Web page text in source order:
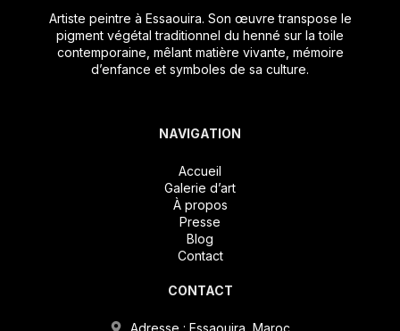
Artiste peintre à Essaouira. Son œuvre transpose le
pigment végétal traditionnel du henné sur la toile
contemporaine, mêlant matière vivante, mémoire
d’enfance et symboles de sa culture.
NAVIGATION
Accueil
Galerie d’art
À propos
Presse
Blog
Contact
CONTACT
Adresse : Essaouira, Maroc